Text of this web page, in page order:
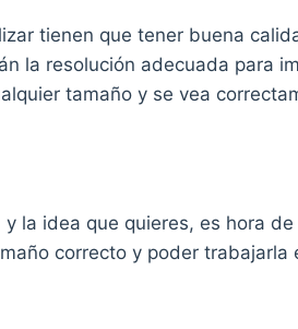
tienen que tener buena
la resolución adecuada para
tamaño y se vea
la idea que quieres, es hora
correcto y poder trabajarla